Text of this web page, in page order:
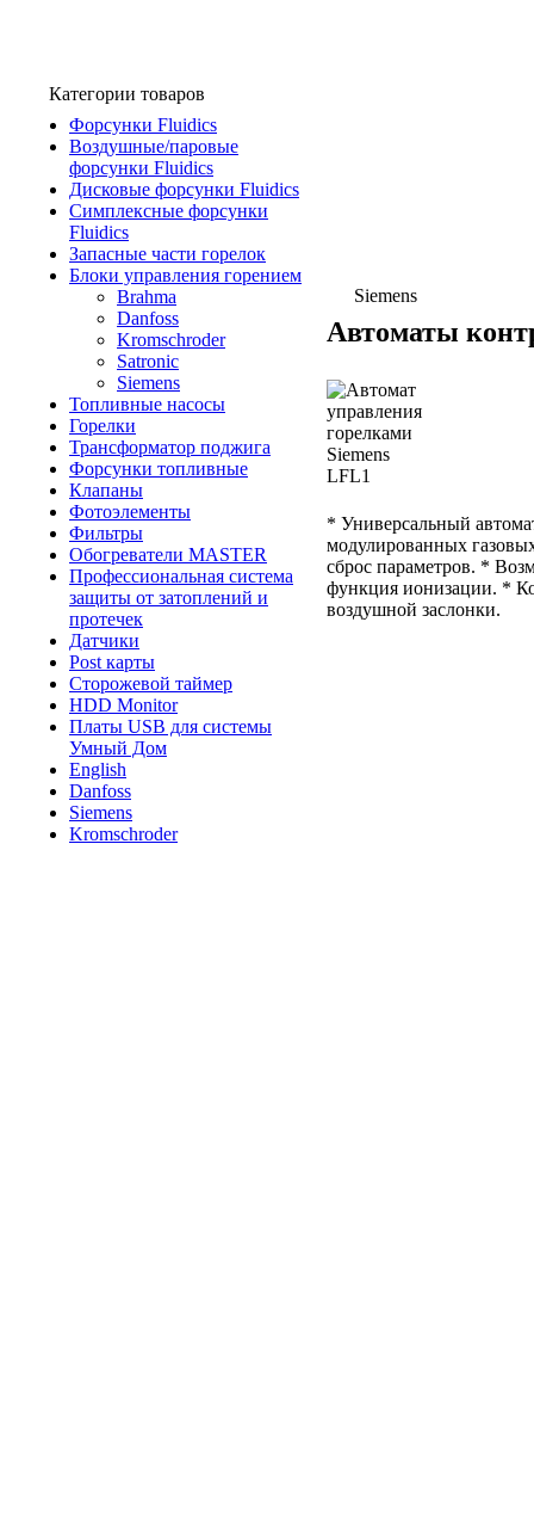
Категории товаров
Форсунки Fluidics
Воздушные/паровые
форсунки Fluidics
Дисковые форсунки Fluidics
Симплексные форсунки
Fluidics
Запасные части горелок
Блоки управления горением
Brahma
Danfoss
Kromschroder
Satronic
Siemens
Топливные насосы
Горелки
Трансформатор поджига
Форсунки топливные
Клапаны
Фотоэлементы
Фильтры
Обогреватели MASTER
Профессиональная система
защиты от затоплений и
протечек
Датчики
Post карты
Сторожевой таймер
HDD Monitor
Платы USB для системы
Умный Дом
English
Danfoss
Siemens
Kromschroder
Siemens
Автоматы
* Универсальный
модулированных
сброс параметров. *
функция ионизации. *
воздушной заслонки.